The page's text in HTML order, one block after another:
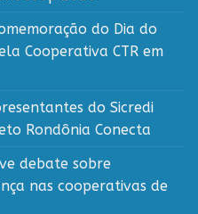
do Dia do
Cooperativa CTR em
do Sicredi
Rondônia Conecta
debate sobre
nas cooperativas de